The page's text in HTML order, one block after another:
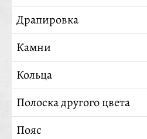
Драпировка
Камни
Кольца
Полоска другого цвета
Пояс